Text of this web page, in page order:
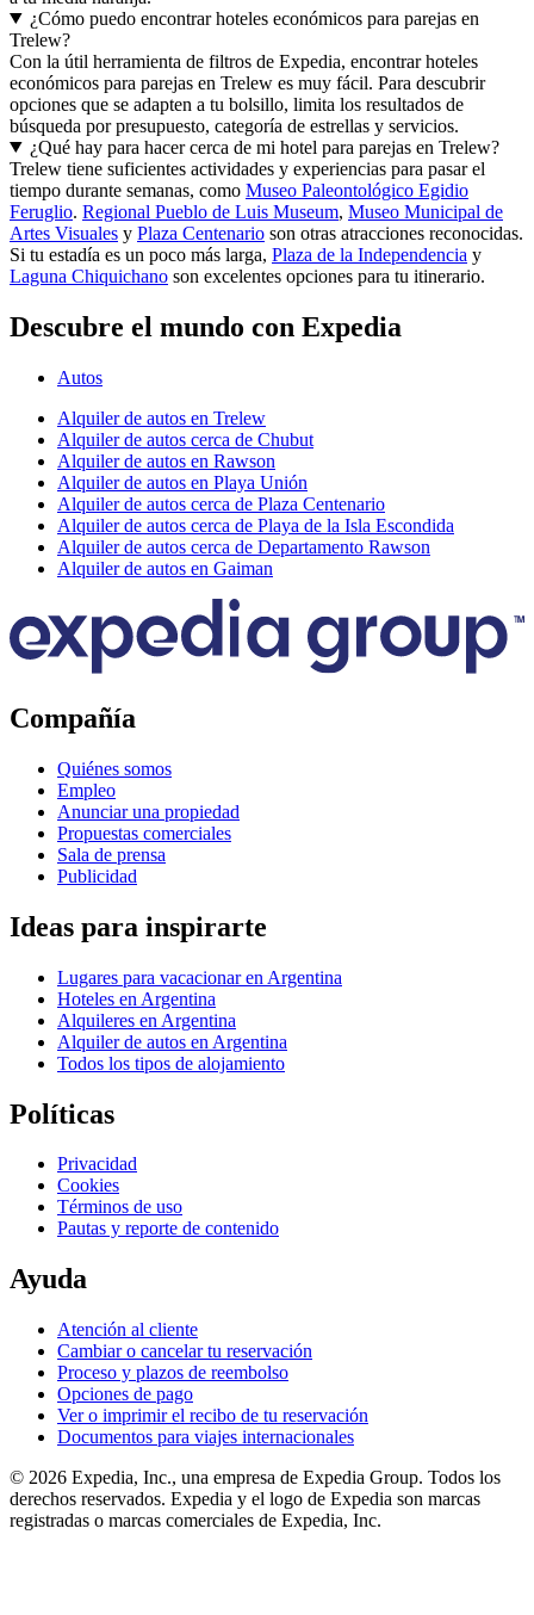
¿Cómo puedo encontrar hoteles económicos para parejas en
Trelew?
Con la útil herramienta de filtros de Expedia, encontrar hoteles
económicos para parejas en Trelew es muy fácil. Para descubrir
opciones que se adapten a tu bolsillo, limita los resultados de
búsqueda por presupuesto, categoría de estrellas y servicios.
¿Qué hay para hacer cerca de mi hotel para parejas en Trelew?
Trelew tiene suficientes actividades y experiencias para pasar el
tiempo durante semanas, como Museo Paleontológico Egidio
Feruglio. Regional Pueblo de Luis Museum, Museo Municipal de
Artes Visuales y Plaza Centenario son otras atracciones reconocidas.
Si tu estadía es un poco más larga, Plaza de la Independencia y
Laguna Chiquichano son excelentes opciones para tu itinerario.
Descubre el mundo con Expedia
Autos
Alquiler de autos en Trelew
Alquiler de autos cerca de Chubut
Alquiler de autos en Rawson
Alquiler de autos en Playa Unión
Alquiler de autos cerca de Plaza Centenario
Alquiler de autos cerca de Playa de la Isla Escondida
Alquiler de autos cerca de Departamento Rawson
Alquiler de autos en Gaiman
Compañía
Quiénes somos
Empleo
Anunciar una propiedad
Propuestas comerciales
Sala de prensa
Publicidad
Ideas para inspirarte
Lugares para vacacionar en Argentina
Hoteles en Argentina
Alquileres en Argentina
Alquiler de autos en Argentina
Todos los tipos de alojamiento
Políticas
Privacidad
Cookies
Términos de uso
Pautas y reporte de contenido
Ayuda
Atención al cliente
Cambiar o cancelar tu reservación
Proceso y plazos de reembolso
Opciones de pago
Ver o imprimir el recibo de tu reservación
Documentos para viajes internacionales
© 2026 Expedia, Inc., una empresa de Expedia Group. Todos los
derechos reservados. Expedia y el logo de Expedia son marcas
registradas o marcas comerciales de Expedia, Inc.